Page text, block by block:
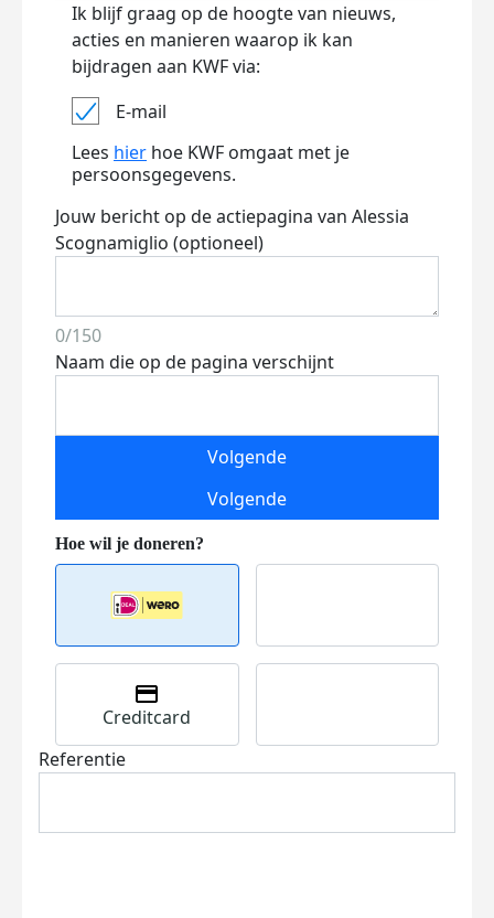
Ik blijf graag op de hoogte van nieuws,
acties en manieren waarop ik kan
bijdragen aan KWF via:
E-mail
Lees hier hoe KWF omgaat met je
persoonsgegevens.
Jouw bericht op de actiepagina van Alessia
Scognamiglio (optioneel)
0/150
Naam die op de pagina verschijnt
Volgende
Volgende
Creditcard
Referentie